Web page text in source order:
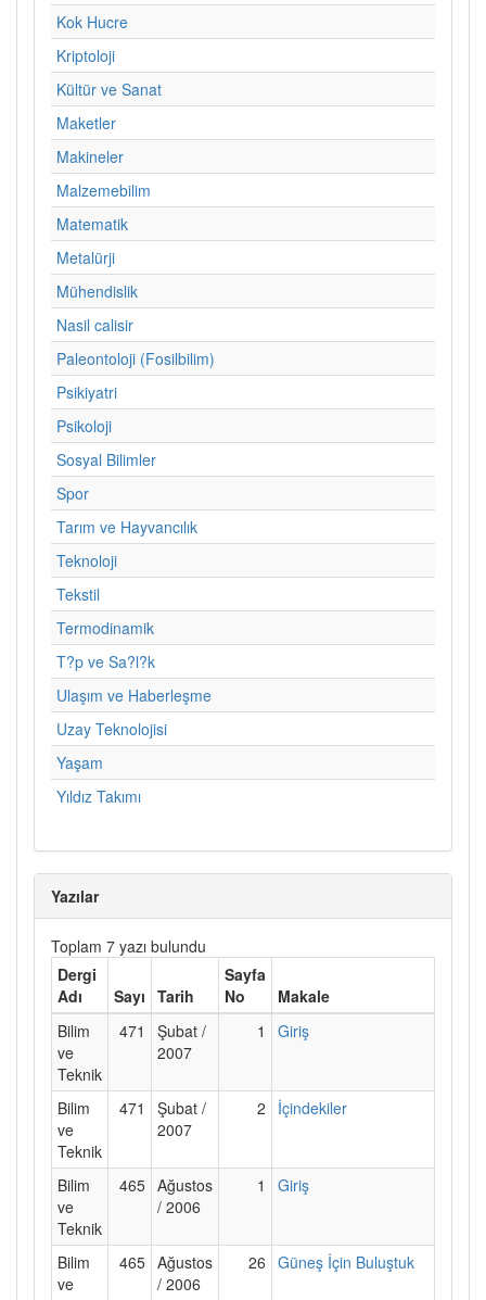
Kok Hucre
Kriptoloji
Kültür ve Sanat
Maketler
Makineler
Malzemebilim
Matematik
Metalürji
Mühendislik
Nasil calisir
Paleontoloji (Fosilbilim)
Psikiyatri
Psikoloji
Sosyal Bilimler
Spor
Tarım ve Hayvancılık
Teknoloji
Tekstil
Termodinamik
T?p ve Sa?l?k
Ulaşım ve Haberleşme
Uzay Teknolojisi
Yaşam
Yıldız Takımı
Yazılar
Toplam 7 yazı bulundu
Dergi
Adı
Sayı Tarih
Sayfa
No
Makale
Bilim
ve
Teknik
471
Şubat /
2007
1 Giriş
Bilim
ve
Teknik
471
Şubat /
2007
2 İçindekiler
Bilim
ve
Teknik
465 Ağustos
/ 2006
1 Giriş
Bilim
ve
465 Ağustos
/ 2006
26 Güneş İçin Buluştuk